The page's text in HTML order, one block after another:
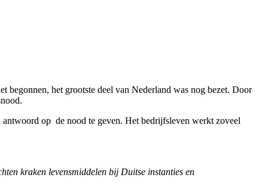
begonnen, het grootste deel van Nederland was nog bezet. Door
antwoord op de nood te geven. Het bedrijfsleven werkt zoveel
kraken levensmiddelen bij Duitse instanties en